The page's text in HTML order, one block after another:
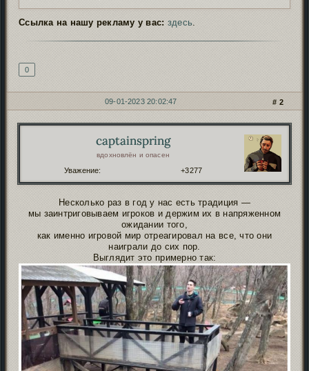
Ссылка на нашу рекламу у вас: здесь
0
2
09-01-2023 20:02:47
captainspring
вдохновлён и опасен
Уважение: +3277
Несколько раз в год у нас есть традиция —
мы заинтриговываем игроков и держим их в напряженном
ожидании того,
как именно игровой мир отреагировал на все, что они
наиграли до сих пор.
Выглядит это примерно так: